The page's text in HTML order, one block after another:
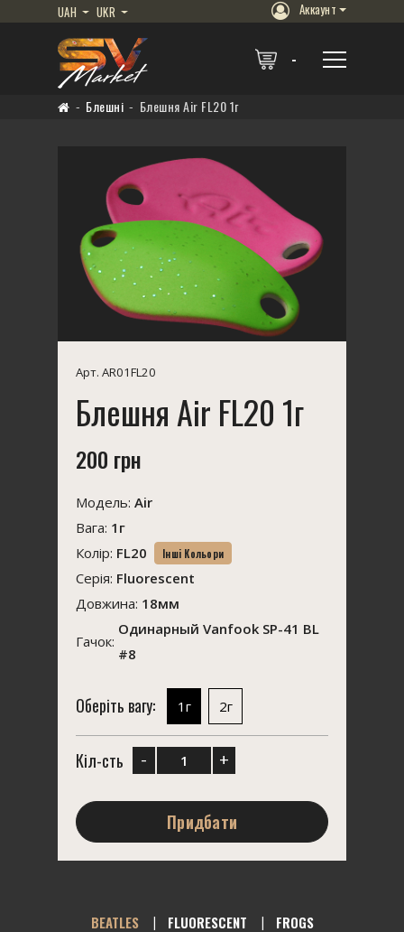
UAH UKR Аккаунт
Блешні Блешня Air FL20 1г
Арт. AR01FL20
Блешня Air FL20 1г
200 грн
Модель: Air
Вага: 1г
Колір: FL20 Інші Кольори
Серія: Fluorescent
Довжина: 18мм
Гачок:
Одинарный Vanfook SP-41 BL
#8
Оберіть вагу: 1г 2г
Кіл-сть - +
Придбати
BEATLES FLUORESCENT
FROGS